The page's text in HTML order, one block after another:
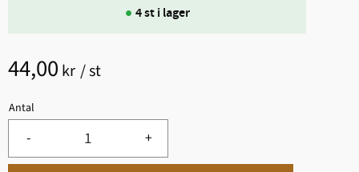
44,00 kr /st
Antal
+
-
4 st i lager